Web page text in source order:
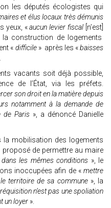
les députés écologistes qui
et élus locaux très démunis
yeux, «aucun levier fiscal [n’est]
construction de logements
« difficile » après les «baisses
vacants soit déjà possible,
de l’État, via les préfets.
son droit en la matière depuis
notamment à la demande de
de Paris », a dénoncé Danielle
la mobilisation des logements
de permettre au maire
les mêmes conditions », le
inoccupées afin de « mettre
territoire de sa commune », la
n’est pas une spoliation
un loyer ».